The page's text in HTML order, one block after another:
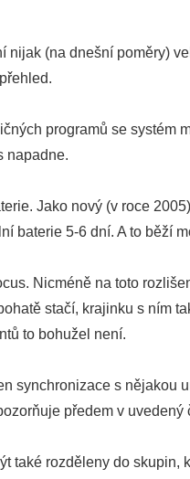
nijak (na dnešní poměry)
programů se systém
napadne.
Jako nový (v roce
baterie 5-6 dní. A to běží
Nicméně na toto
stačí, krajinku s ním
to bohužel není.
synchronizace s nějakou
předem v uvedený
také rozděleny do skupin,